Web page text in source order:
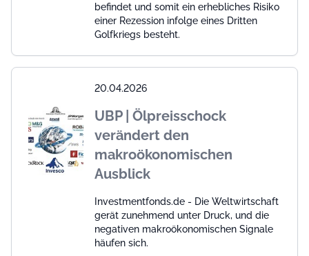
befindet und somit ein erhebliches Risiko
einer Rezession infolge eines Dritten
Golfkriegs besteht.
20.04.2026
UBP | Ölpreisschock
verändert den
makroökonomischen
Ausblick
Investmentfonds.de - Die Weltwirtschaft
gerät zunehmend unter Druck, und die
negativen makroökonomischen Signale
häufen sich.